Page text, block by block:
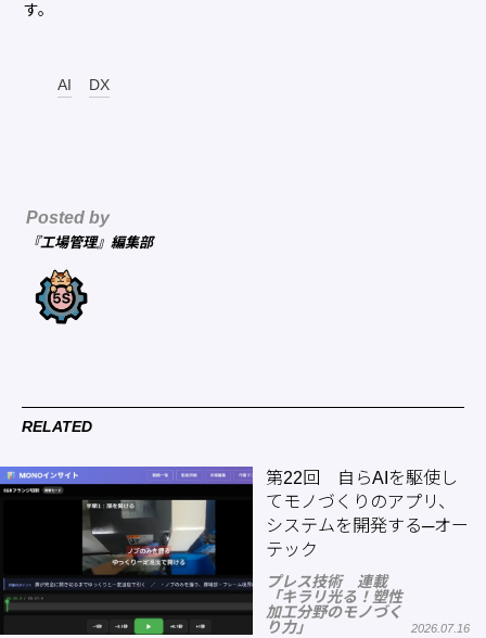
す。
AI DX
Posted by
『工場管理』編集部
RELATED
第22回 自らAIを駆使し
てモノづくりのアプリ、
システムを開発する─オー
テック
プレス技術 連載
「キラリ光る！塑性
加工分野のモノづく
り力」
2026.07.16